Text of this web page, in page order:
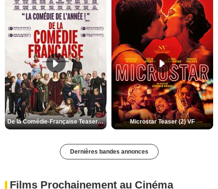
De la Comédie-Française Teaser (3) VF Microstar Teaser (2) VF
Dernières bandes annonces
Films Prochainement au Cinéma